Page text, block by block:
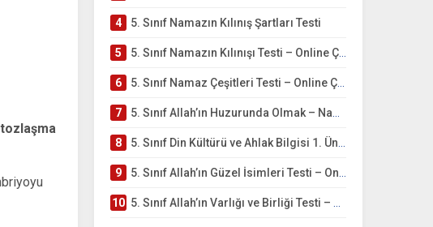
4 5. Sınıf Namazın Kılınış Şartları Testi
5 5. Sınıf Namazın Kılınışı Testi – Online Çöz
6 5. Sınıf Namaz Çeşitleri Testi – Online Çöz
7 5. Sınıf Allah’ın Huzurunda Olmak – Namaz İbadeti Testi
8 5. Sınıf Din Kültürü ve Ahlak Bilgisi 1. Ünite: Allah İnancı Çalışmaları
9 5. Sınıf Allah’ın Güzel İsimleri Testi – Online Çöz
10 5. Sınıf Allah’ın Varlığı ve Birliği Testi – Online Çöz
tozlaşma